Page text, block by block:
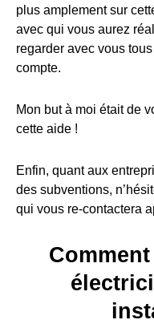
plus amplement sur
avec qui vous aurez
regarder avec vous
compte.
Mon but à moi était de
cette aide !
Enfin, quant aux
des subventions,
qui vous re-contactera